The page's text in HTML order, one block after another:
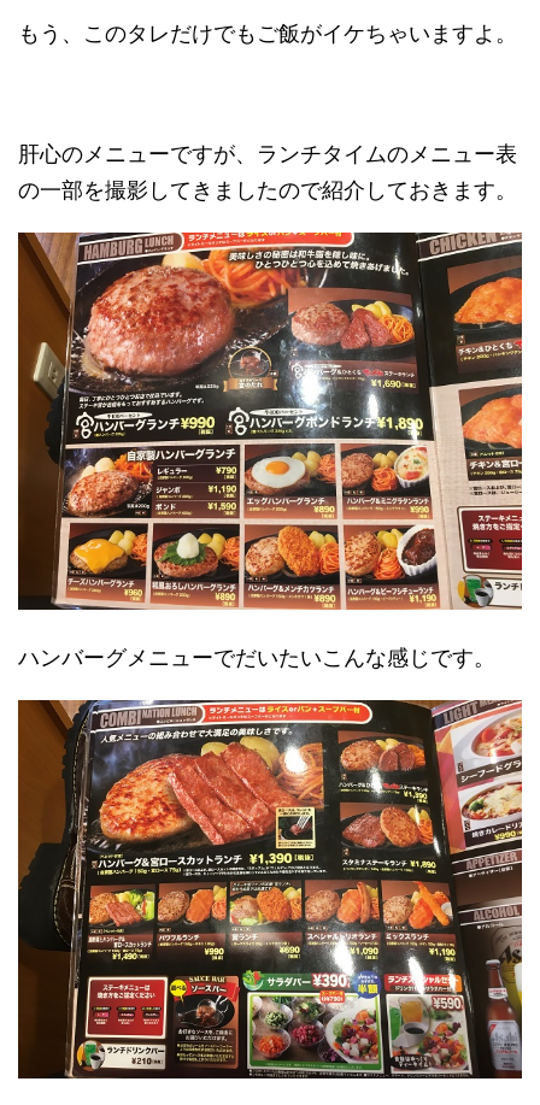
もう、このタレだけでもご飯がイケちゃいますよ。
肝心のメニューですが、ランチタイムのメニュー表
の一部を撮影してきましたので紹介しておきます。
ハンバーグメニューでだいたいこんな感じです。